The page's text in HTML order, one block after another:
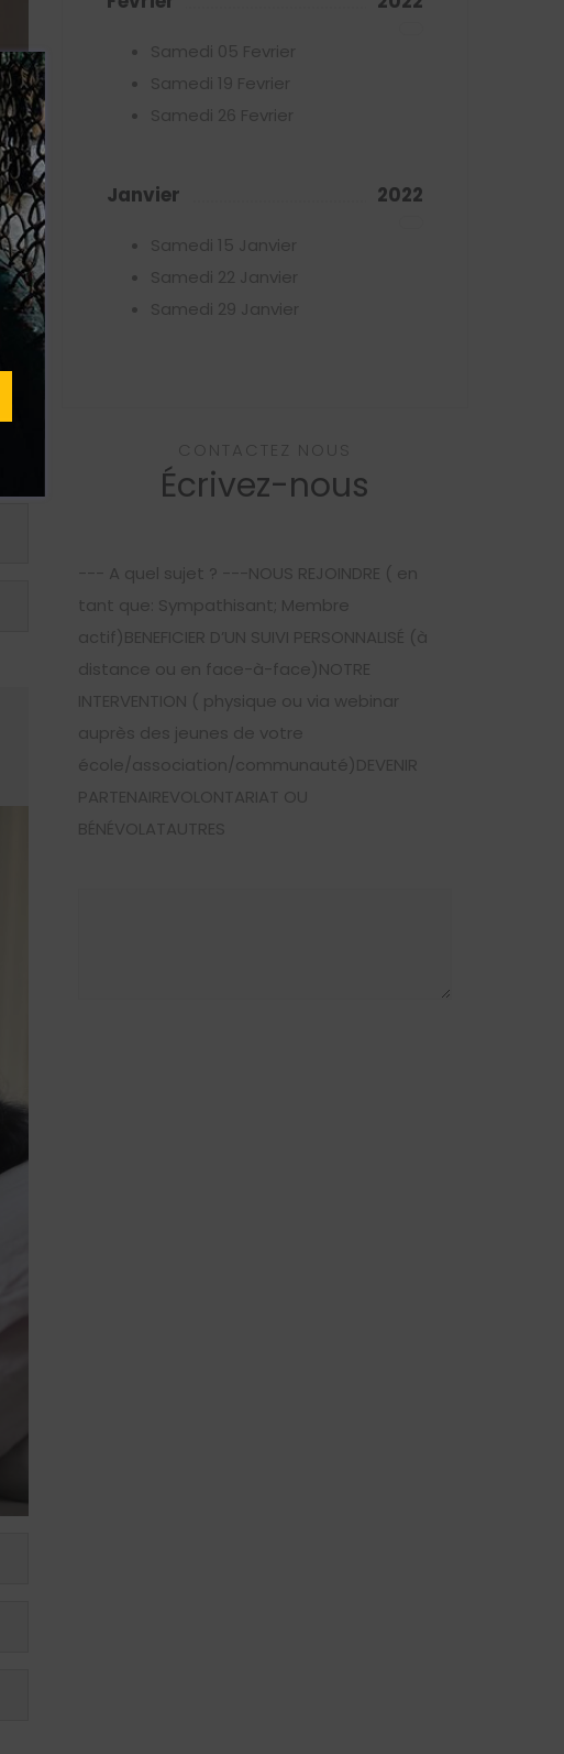
Samedi 05 Fevrier
Samedi 19 Fevrier
Samedi 26 Fevrier
Janvier 2022
Samedi 15 Janvier
Samedi 22 Janvier
Samedi 29 Janvier
CONTACTEZ NOUS
Écrivez-nous
--- A quel sujet ? ---NOUS REJOINDRE ( en
tant que: Sympathisant; Membre
actif)BENEFICIER D’UN SUIVI PERSONNALISÉ (à
distance ou en face-à-face)NOTRE
INTERVENTION ( physique ou via webinar
auprès des jeunes de votre
école/association/communauté)DEVENIR
PARTENAIREVOLONTARIAT OU
BÉNÉVOLATAUTRES